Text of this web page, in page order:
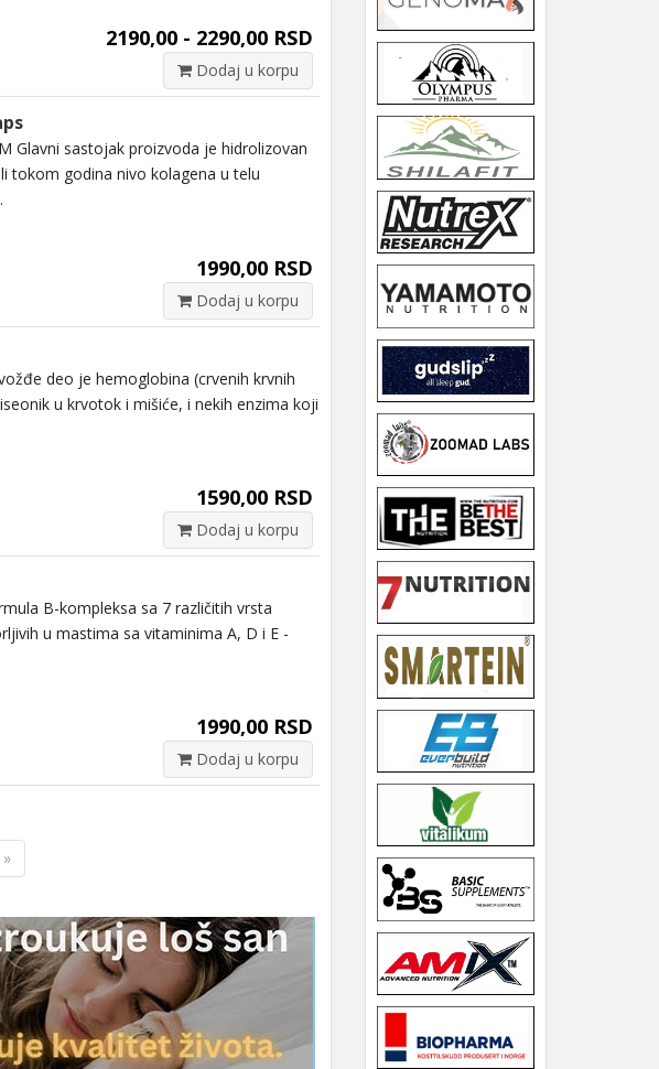
2190,00 - 2290,00 RSD
Dodaj u korpu
Glavni sastojak proizvoda je hidrolizovan
tokom godina nivo kolagena u telu
1990,00 RSD
Dodaj u korpu
deo je hemoglobina (crvenih krvnih
u krvotok i mišiće, i nekih enzima koji
1590,00 RSD
Dodaj u korpu
B-kompleksa sa 7 različitih vrsta
u mastima sa vitaminima A, D i E -
1990,00 RSD
Dodaj u korpu